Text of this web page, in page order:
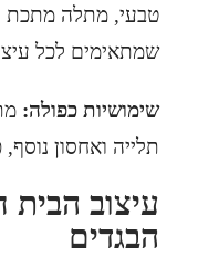
טבעי, מתלה מתכת
שמתאימים לכל
שימושיות כפולה:
תלייה ואחסון
עיצוב
הבגדים